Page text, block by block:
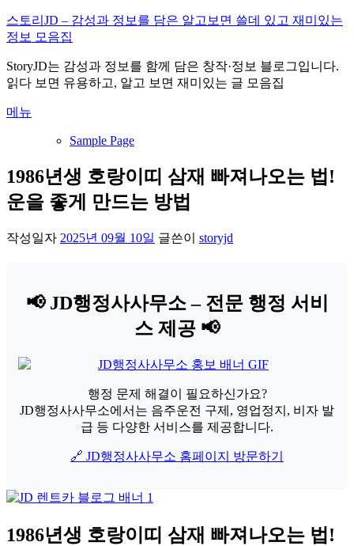
내
용
로
바
가
스토리JD – 감성과 정보를 담은 알고보면 쓸데 있고 재미있는
정보 모음집
StoryJD는 감성과 정보를 함께 담은 창작·정보 블로그입니다.
읽다 보면 유용하고, 알고 보면 재미있는 글 모음집
메뉴
Sample Page
1986년생 호랑이띠 삼재 빠져나오는 법!
운을 좋게 만드는 방법
작성일자 2025년 09월 10일 글쓴이 storyjd
📢 JD행정사사무소 – 전문 행정 서비
스 제공 📢
행정 문제 해결이 필요하신가요?
JD행정사사무소에서는 음주운전 구제, 영업정지, 비자 발
급 등 다양한 서비스를 제공합니다.
🔗 JD행정사사무소 홈페이지 방문하기
1986년생 호랑이띠 삼재 빠져나오는 법!